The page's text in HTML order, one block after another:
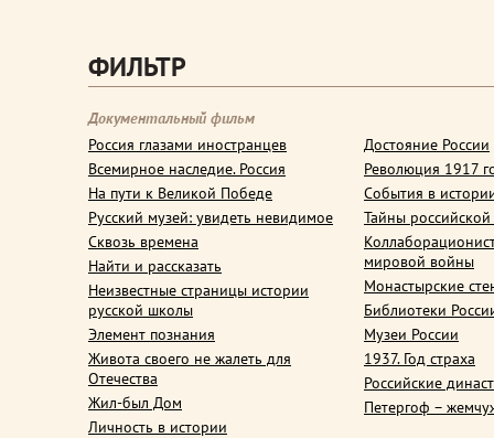
ФИЛЬТР
Документальный фильм
Россия глазами иностранцев
Всемирное наследие. Россия
На пути к Великой Победе
Русский музей: увидеть невидимое
Сквозь времена
Найти и рассказать
Неизвестные страницы истории
русской школы
Элемент познания
Живота своего не жалеть для
Отечества
Жил-был Дом
Личность в истории
Достояние России
Революция 1917
События в
Тайны
мировой войны
Монастырские
Библиотеки
Музеи России
1937. Год страха
Российские
Петергоф –